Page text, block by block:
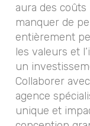
aura des
manquer de
entièrement
les valeurs et
un
Collaborer
agence
unique et